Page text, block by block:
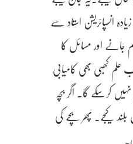
انسپائریشن استاد سے
جانے اور مسائل کا
علم کھبی بھی کامیابی
کرسکے گا. اگر بچہ
بلند کیجے. پھر بچے کی